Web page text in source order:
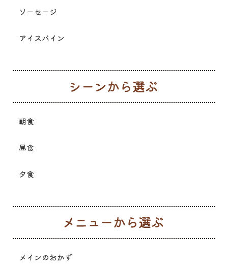
ソーセージ
アイスバイン
朝食
昼食
夕食
メインのおかず